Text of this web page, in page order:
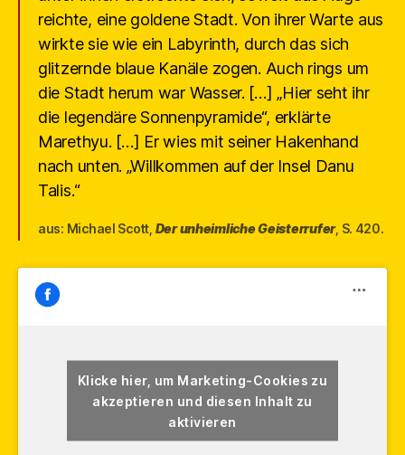
reichte, eine goldene Stadt. Von ihrer Warte aus
wirkte sie wie ein Labyrinth, durch das sich
glitzernde blaue Kanäle zogen. Auch rings um
die Stadt herum war Wasser. […] „Hier seht ihr
die legendäre Sonnenpyramide“, erklärte
Marethyu. […] Er wies mit seiner Hakenhand
nach unten. „Willkommen auf der Insel Danu
Talis.“
aus: Michael Scott, Der unheimliche Geisterrufer, S. 420.
Klicke hier, um Marketing-Cookies zu
akzeptieren und diesen Inhalt zu
aktivieren